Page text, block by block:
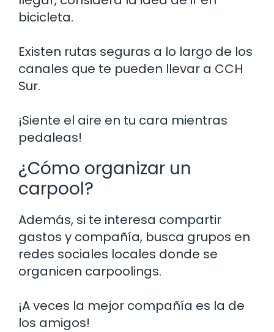
bicicleta.
Existen rutas seguras a lo largo de los
canales que te pueden llevar a CCH
Sur.
¡Siente el aire en tu cara mientras
pedaleas!
¿Cómo organizar un
carpool?
Además, si te interesa compartir
gastos y compañía, busca grupos en
redes sociales locales donde se
organicen carpoolings.
¡A veces la mejor compañía es la de
los amigos!